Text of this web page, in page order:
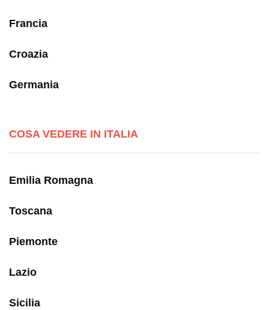
Francia
Croazia
Germania
COSA VEDERE IN ITALIA
Emilia Romagna
Toscana
Piemonte
Lazio
Sicilia